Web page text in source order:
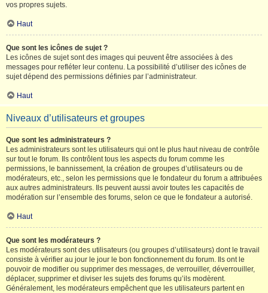
vos propres sujets.
Haut
Que sont les icônes de sujet ?
Les icônes de sujet sont des images qui peuvent être associées à des
messages pour refléter leur contenu. La possibilité d’utiliser des icônes de
sujet dépend des permissions définies par l’administrateur.
Haut
Niveaux d’utilisateurs et groupes
Que sont les administrateurs ?
Les administrateurs sont les utilisateurs qui ont le plus haut niveau de contrôle
sur tout le forum. Ils contrôlent tous les aspects du forum comme les
permissions, le bannissement, la création de groupes d’utilisateurs ou de
modérateurs, etc., selon les permissions que le fondateur du forum a attribuées
aux autres administrateurs. Ils peuvent aussi avoir toutes les capacités de
modération sur l’ensemble des forums, selon ce que le fondateur a autorisé.
Haut
Que sont les modérateurs ?
Les modérateurs sont des utilisateurs (ou groupes d’utilisateurs) dont le travail
consiste à vérifier au jour le jour le bon fonctionnement du forum. Ils ont le
pouvoir de modifier ou supprimer des messages, de verrouiller, déverrouiller,
déplacer, supprimer et diviser les sujets des forums qu’ils modèrent.
Généralement, les modérateurs empêchent que les utilisateurs partent en